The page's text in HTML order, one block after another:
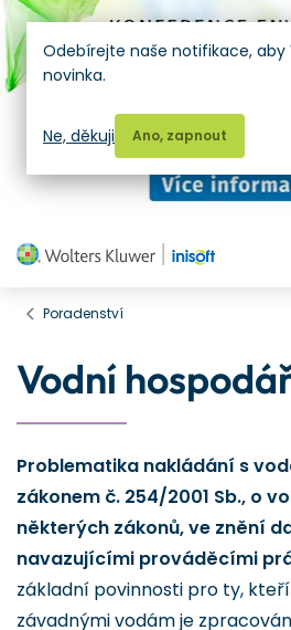
Poradenství
Vodní
Problematika nakládání s
zákonem č. 254/2001 Sb., o
některých zákonů, ve znění
navazujícími prováděcími
základní povinnosti pro ty,
závadnými vodám je
Odebírejte naše notifikace,
novinka.
Ano, zapnout
Ne, děkuji